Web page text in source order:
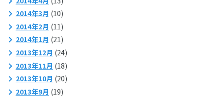
2014年3月 (10)
2014年2月 (11)
2014年1月 (21)
2013年12月 (24)
2013年11月 (18)
2013年10月 (20)
2013年9月 (19)